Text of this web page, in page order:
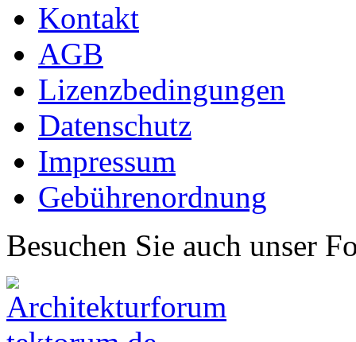
Kontakt
AGB
Lizenzbedingungen
Datenschutz
Impressum
Gebührenordnung
Besuchen Sie auch unser